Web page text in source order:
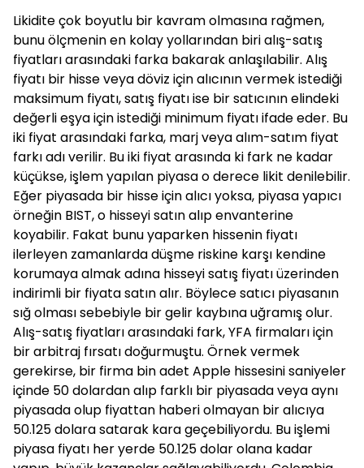
Likidite çok boyutlu bir kavram olmasına rağmen,
bunu ölçmenin en kolay yollarından biri alış-satış
fiyatları arasındaki farka bakarak anlaşılabilir. Alış
fiyatı bir hisse veya döviz için alıcının vermek istediği
maksimum fiyatı, satış fiyatı ise bir satıcının elindeki
değerli eşya için istediği minimum fiyatı ifade eder. Bu
iki fiyat arasındaki farka, marj veya alım-satım fiyat
farkı adı verilir. Bu iki fiyat arasında ki fark ne kadar
küçükse, işlem yapılan piyasa o derece likit denilebilir.
Eğer piyasada bir hisse için alıcı yoksa, piyasa yapıcı
örneğin BIST, o hisseyi satın alıp envanterine
koyabilir. Fakat bunu yaparken hissenin fiyatı
ilerleyen zamanlarda düşme riskine karşı kendine
korumaya almak adına hisseyi satış fiyatı üzerinden
indirimli bir fiyata satın alır. Böylece satıcı piyasanın
sığ olması sebebiyle bir gelir kaybına uğramış olur.
Alış-satış fiyatları arasındaki fark, YFA firmaları için
bir arbitraj fırsatı doğurmuştu. Örnek vermek
gerekirse, bir firma bin adet Apple hissesini saniyeler
içinde 50 dolardan alıp farklı bir piyasada veya aynı
piyasada olup fiyattan haberi olmayan bir alıcıya
50.125 dolara satarak kara geçebiliyordu. Bu işlemi
piyasa fiyatı her yerde 50.125 dolar olana kadar